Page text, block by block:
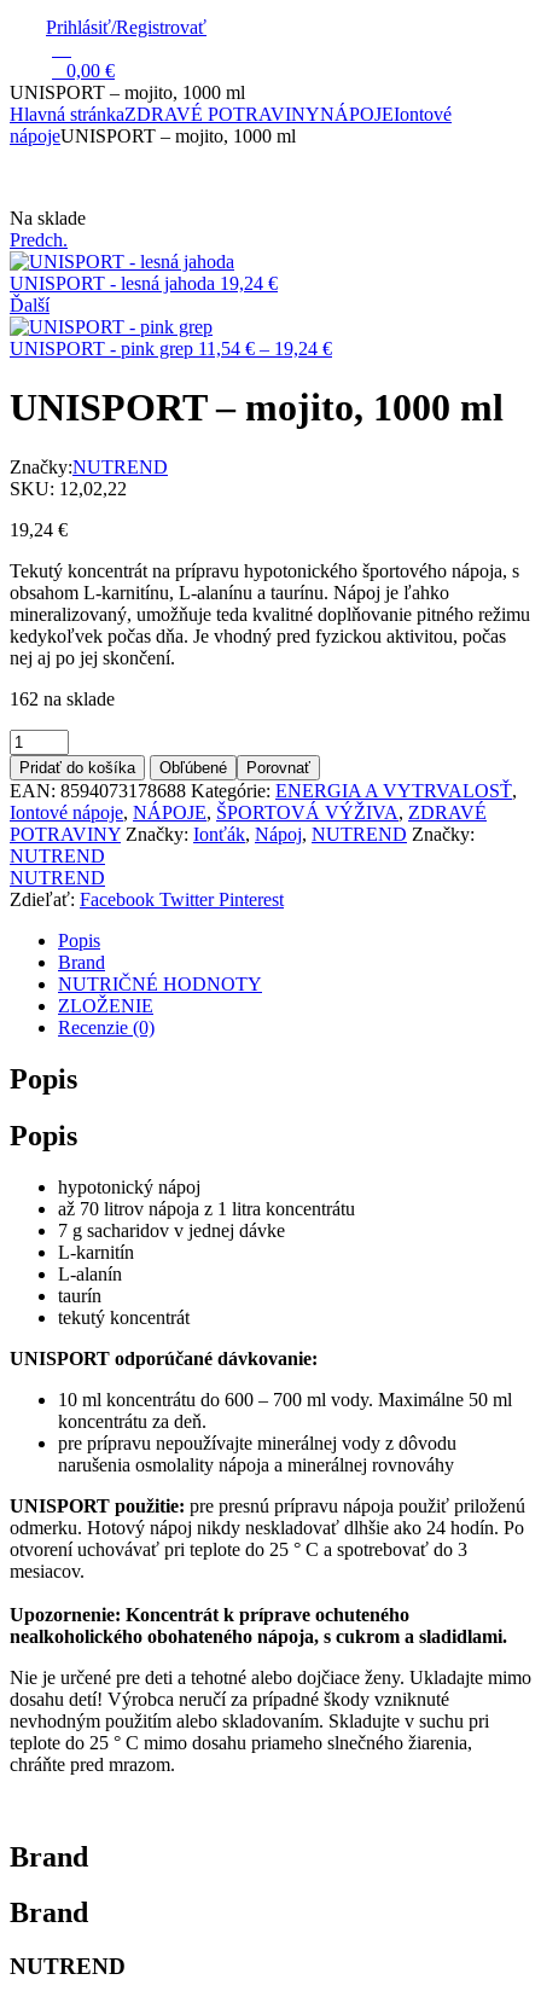
Prihlásiť/Registrovať
0,00 €
UNISPORT – mojito, 1000 ml
Hlavná stránkaZDRAVÉ POTRAVINYNÁPOJEIontové
nápojeUNISPORT – mojito, 1000 ml
Dostupnosť:
Na sklade
Predch.
UNISPORT - lesná jahoda 19,24 €
Ďalší
UNISPORT - pink grep 11,54 € – 19,24 €Price
11,54 €
through
UNISPORT – mojito, 1000 ml
Značky:NUTREND
SKU: 12,02,22
19,24 €
Tekutý koncentrát na prípravu hypotonického športového nápoja, s
obsahom L-karnitínu, L-alanínu a taurínu. Nápoj je ľahko
mineralizovaný, umožňuje teda kvalitné doplňovanie pitného režimu
kedykoľvek počas dňa. Je vhodný pred fyzickou aktivitou, počas
nej aj po jej skončení.
162 na sklade
Množstvo
Pridať do košíka Obľúbené Porovnať
EAN: 8594073178688 Kategórie: ENERGIA A VYTRVALOSŤ,
Iontové nápoje, NÁPOJE, ŠPORTOVÁ VÝŽIVA, ZDRAVÉ
POTRAVINY Značky: Ionťák, Nápoj, NUTREND Značky:
NUTREND
NUTREND
Zdieľať: Facebook Twitter Pinterest
Popis
Brand
NUTRIČNÉ HODNOTY
ZLOŽENIE
Recenzie (0)
Popis
Popis
hypotonický nápoj
až 70 litrov nápoja z 1 litra koncentrátu
7 g sacharidov v jednej dávke
L-karnitín
L-alanín
taurín
tekutý koncentrát
UNISPORT odporúčané dávkovanie:
10 ml koncentrátu do 600 – 700 ml vody. Maximálne 50 ml
koncentrátu za deň.
pre prípravu nepoužívajte minerálnej vody z dôvodu
narušenia osmolality nápoja a minerálnej rovnováhy
UNISPORT použitie: pre presnú prípravu nápoja použiť priloženú
odmerku. Hotový nápoj nikdy neskladovať dlhšie ako 24 hodín. Po
otvorení uchovávať pri teplote do 25 ° C a spotrebovať do 3
mesiacov.
Upozornenie: Koncentrát k príprave ochuteného
nealkoholického obohateného nápoja, s cukrom a sladidlami.
Nie je určené pre deti a tehotné alebo dojčiace ženy. Ukladajte mimo
dosahu detí! Výrobca neručí za prípadné škody vzniknuté
nevhodným použitím alebo skladovaním. Skladujte v suchu pri
teplote do 25 ° C mimo dosahu priameho slnečného žiarenia,
chráňte pred mrazom.
Brand
Brand
NUTREND